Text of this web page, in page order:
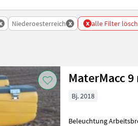
Niederoesterreich x x alle Filter
MaterMacc
Bj. 2018
Beleuchtung